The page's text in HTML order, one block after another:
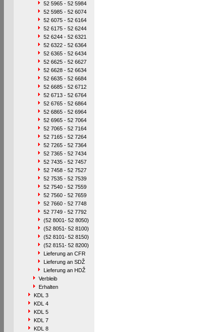
52 5965 - 52 5984
52 5985 - 52 6074
52 6075 - 52 6164
52 6175 - 52 6244
52 6244 - 52 6321
52 6322 - 52 6364
52 6365 - 52 6434
52 6625 - 52 6627
52 6628 - 52 6634
52 6635 - 52 6684
52 6685 - 52 6712
52 6713 - 52 6764
52 6765 - 52 6864
52 6865 - 52 6964
52 6965 - 52 7064
52 7065 - 52 7164
52 7165 - 52 7264
52 7265 - 52 7364
52 7365 - 52 7434
52 7435 - 52 7457
52 7458 - 52 7527
52 7535 - 52 7539
52 7540 - 52 7559
52 7560 - 52 7659
52 7660 - 52 7748
52 7749 - 52 7792
(52 8001- 52 8050)
(52 8051- 52 8100)
(52 8101- 52 8150)
(52 8151- 52 8200)
Lieferung an CFR
Lieferung an SDŽ
Lieferung an HDŽ
Verbleib
Erhalten
KDL 3
KDL 4
KDL 5
KDL 7
KDL 8